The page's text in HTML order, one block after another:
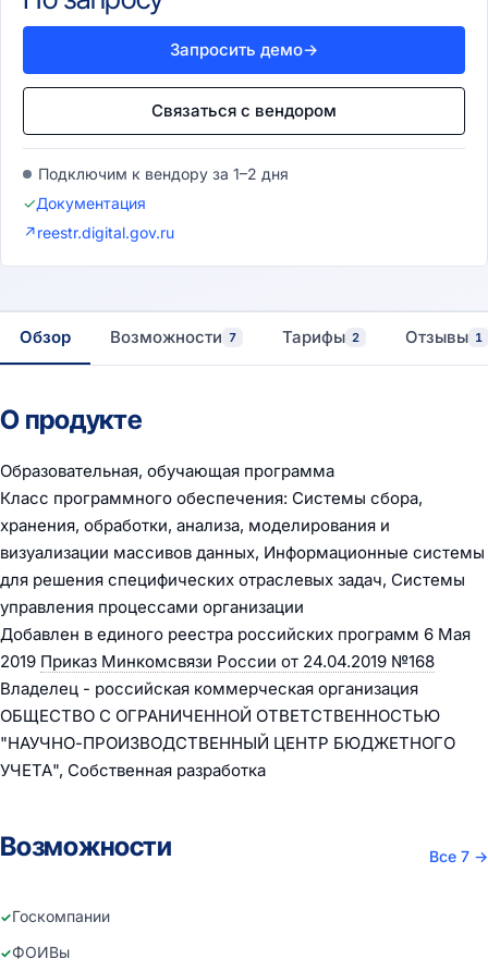
Запросить демо→
Связаться с вендором
Подключим к вендору за 1–2 дня
✓Документация
↗reestr.digital.gov.ru
Обзор Возможности 7 Тарифы 2 Отзывы 1
О продукте
Образовательная, обучающая программа
Класс программного обеспечения: Системы сбора,
хранения, обработки, анализа, моделирования и
визуализации массивов данных, Информационные системы
для решения специфических отраслевых задач, Системы
управления процессами организации
Добавлен в единого реестра российских программ 6 Мая
2019 Приказ Минкомсвязи России от 24.04.2019 №168
Владелец - российская коммерческая организация
ОБЩЕСТВО С ОГРАНИЧЕННОЙ ОТВЕТСТВЕННОСТЬЮ
"НАУЧНО-ПРОИЗВОДСТВЕННЫЙ ЦЕНТР БЮДЖЕТНОГО
УЧЕТА", Собственная разработка
Возможности Все 7 →
Госкомпании
ФОИВы